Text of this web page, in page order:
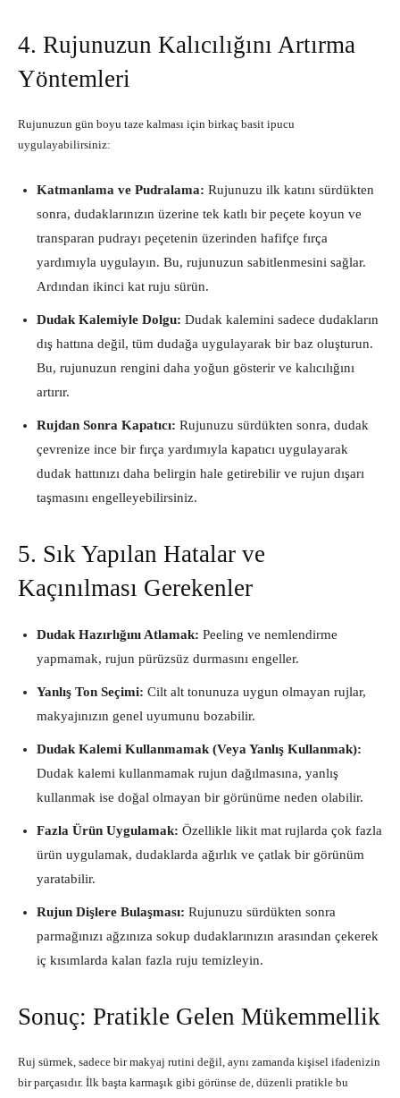
4. Rujunuzun Kalıcılığını Artırma
Yöntemleri
Rujunuzun gün boyu taze kalması için birkaç basit ipucu
uygulayabilirsiniz:
Katmanlama ve Pudralama: Rujunuzu ilk katını sürdükten
sonra, dudaklarınızın üzerine tek katlı bir peçete koyun ve
transparan pudrayı peçetenin üzerinden hafifçe fırça
yardımıyla uygulayın. Bu, rujunuzun sabitlenmesini sağlar.
Ardından ikinci kat ruju sürün.
Dudak Kalemiyle Dolgu: Dudak kalemini sadece dudakların
dış hattına değil, tüm dudağa uygulayarak bir baz oluşturun.
Bu, rujunuzun rengini daha yoğun gösterir ve kalıcılığını
artırır.
Rujdan Sonra Kapatıcı: Rujunuzu sürdükten sonra, dudak
çevrenize ince bir fırça yardımıyla kapatıcı uygulayarak
dudak hattınızı daha belirgin hale getirebilir ve rujun dışarı
taşmasını engelleyebilirsiniz.
5. Sık Yapılan Hatalar ve
Kaçınılması Gerekenler
Dudak Hazırlığını Atlamak: Peeling ve nemlendirme
yapmamak, rujun pürüzsüz durmasını engeller.
Yanlış Ton Seçimi: Cilt alt tonunuza uygun olmayan rujlar,
makyajınızın genel uyumunu bozabilir.
Dudak Kalemi Kullanmamak (Veya Yanlış Kullanmak):
Dudak kalemi kullanmamak rujun dağılmasına, yanlış
kullanmak ise doğal olmayan bir görünüme neden olabilir.
Fazla Ürün Uygulamak: Özellikle likit mat rujlarda çok fazla
ürün uygulamak, dudaklarda ağırlık ve çatlak bir görünüm
yaratabilir.
Rujun Dişlere Bulaşması: Rujunuzu sürdükten sonra
parmağınızı ağzınıza sokup dudaklarınızın arasından çekerek
iç kısımlarda kalan fazla ruju temizleyin.
Sonuç: Pratikle Gelen Mükemmellik
Ruj sürmek, sadece bir makyaj rutini değil, aynı zamanda kişisel ifadenizin
bir parçasıdır. İlk başta karmaşık gibi görünse de, düzenli pratikle bu